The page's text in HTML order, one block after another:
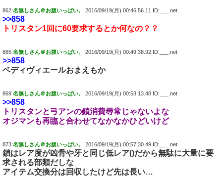
862:名無しさん＠お腹いっぱい。 2016/09/19(月) 00:46:56.11 ID:___.net
>>858
トリスタン1回に60要求するとか何なの？？
865:名無しさん＠お腹いっぱい。 2016/09/19(月) 00:49:38.92 ID:___.net
>>858
ベディヴィエールおまえもか
869:名無しさん＠お腹いっぱい。 2016/09/19(月) 00:53:13.48 ID:___.net
>>858
トリスタンと弓アンの鎖消費尋常じゃないよな
オジマンも再臨と合わせてなかなかひどいけど
873:名無しさん＠お腹いっぱい。 2016/09/19(月) 00:57:30.49 ID:___.net
鎖はレア度が凶骨や牙と同じ低レア()だから無駄に大量に要
求される部類だしな
アイテム交換分は回収したけど先は長い…